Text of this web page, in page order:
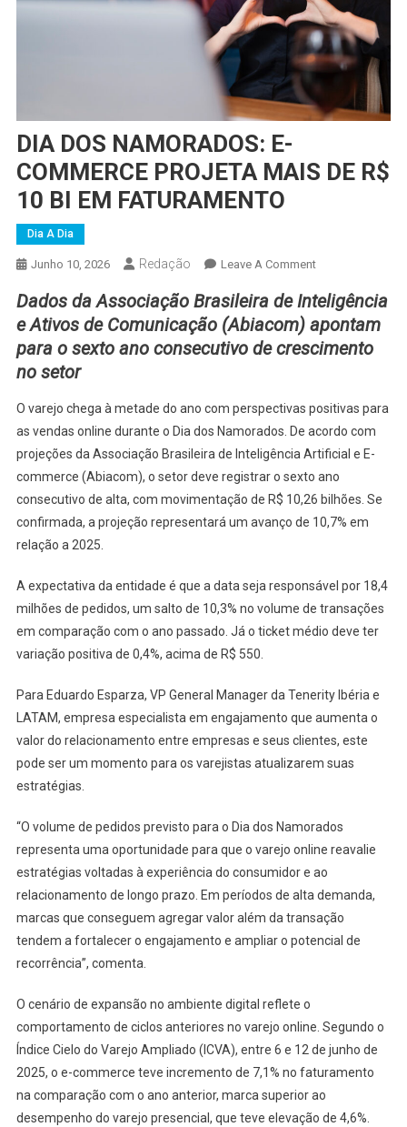
DIA DOS NAMORADOS: E-
COMMERCE PROJETA MAIS DE R$
10 BI EM FATURAMENTO
Dia A Dia
Junho 10, 2026 Redação Leave A CommentOn
DOS
NAMORADOS:
E-
MAIS
DE
R$
10
BI
EM
Dados da Associação Brasileira de Inteligência
e Ativos de Comunicação (Abiacom) apontam
para o sexto ano consecutivo de crescimento
no setor
O varejo chega à metade do ano com perspectivas positivas para
as vendas online durante o Dia dos Namorados. De acordo com
projeções da Associação Brasileira de Inteligência Artificial e E-
commerce (Abiacom), o setor deve registrar o sexto ano
consecutivo de alta, com movimentação de R$ 10,26 bilhões. Se
confirmada, a projeção representará um avanço de 10,7% em
relação a 2025.
A expectativa da entidade é que a data seja responsável por 18,4
milhões de pedidos, um salto de 10,3% no volume de transações
em comparação com o ano passado. Já o ticket médio deve ter
variação positiva de 0,4%, acima de R$ 550.
Para Eduardo Esparza, VP General Manager da Tenerity Ibéria e
LATAM, empresa especialista em engajamento que aumenta o
valor do relacionamento entre empresas e seus clientes, este
pode ser um momento para os varejistas atualizarem suas
estratégias.
“O volume de pedidos previsto para o Dia dos Namorados
representa uma oportunidade para que o varejo online reavalie
estratégias voltadas à experiência do consumidor e ao
relacionamento de longo prazo. Em períodos de alta demanda,
marcas que conseguem agregar valor além da transação
tendem a fortalecer o engajamento e ampliar o potencial de
recorrência”, comenta.
O cenário de expansão no ambiente digital reflete o
comportamento de ciclos anteriores no varejo online. Segundo o
Índice Cielo do Varejo Ampliado (ICVA), entre 6 e 12 de junho de
2025, o e-commerce teve incremento de 7,1% no faturamento
na comparação com o ano anterior, marca superior ao
desempenho do varejo presencial, que teve elevação de 4,6%.